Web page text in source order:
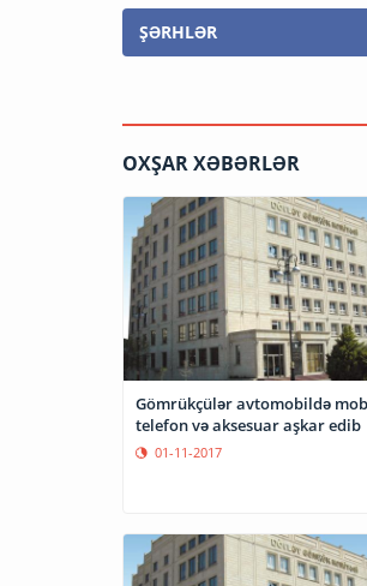
ŞƏRHLƏR
OXŞAR XƏBƏRLƏR
Gömrükçülər avtomobildə
telefon və aksesuar aşkar edib
01-11-2017